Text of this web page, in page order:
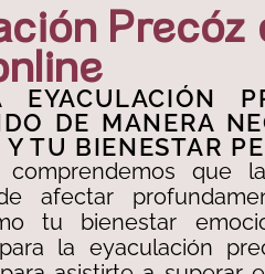
Precóz
EYACULACIÓN
DE MANERA
TU BIENESTAR
comprendemos que
afectar
tu bienestar
la eyaculación